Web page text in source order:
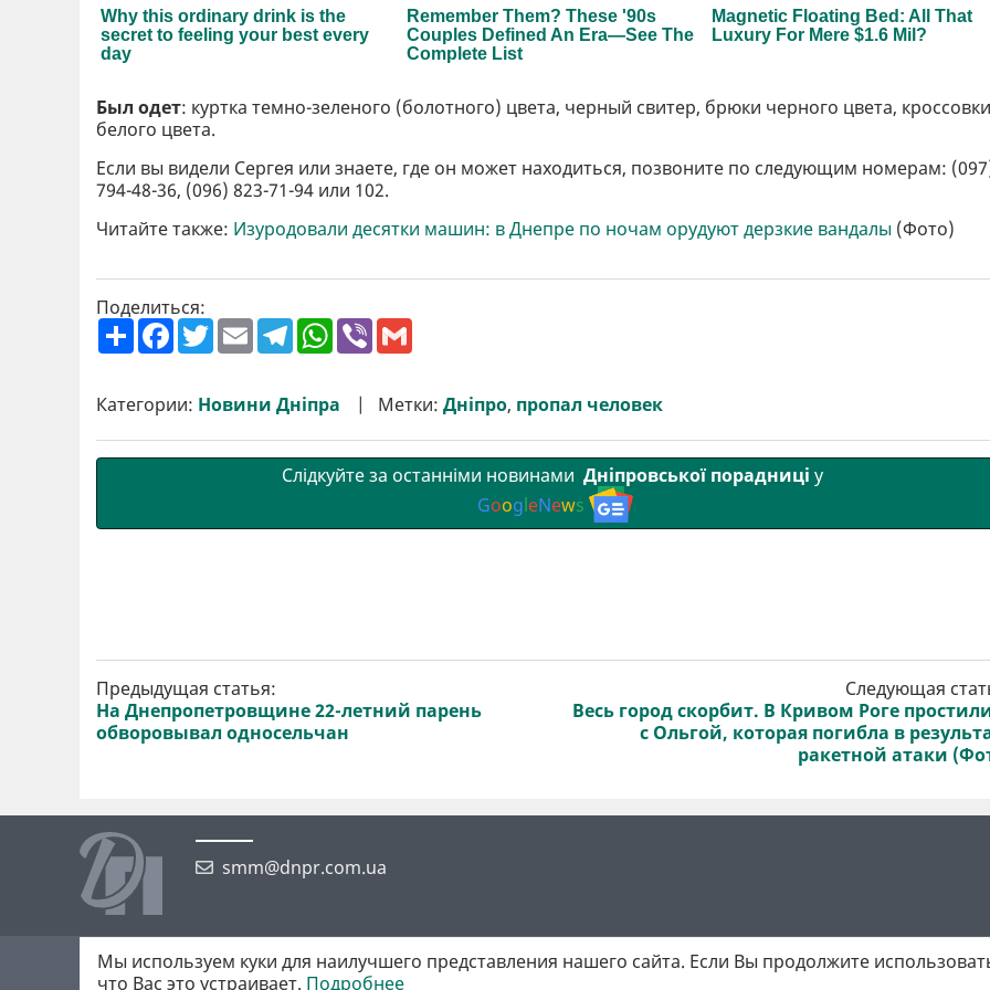
Был одет: куртка темно-зеленого (болотного) цвета, черный свитер, брюки черного цвета, кроссовки
белого цвета.
Если вы видели Сергея или знаете, где он может находиться, позвоните по следующим номерам:
794-48-36, (096) 823-71-94 или 102.
Читайте также: Изуродовали десятки машин: в Днепре по ночам орудуют дерзкие вандалы (Фото)
Поделиться:
П
о
р
и
F
a
b
o
T
w
t
e
E
m
l
T
e
g
r
W
h
s
A
V
r l
Категории: Новини Дніпра Метки: Дніпро, пропал человек
Слідкуйте за останніми новинами Дніпровської порадниці у
GoogleNews
Предыдущая статья:
На Днепропетровщине 22-летний парень
обворовывал односельчан
Следующая
Весь город скорбит. В Кривом Роге
с Ольгой, которая погибла в
ракетной атаки
smm@dnpr.com.ua
©2026 https://dnpr.com.ua Дніпровська порадниця
Всі права захищені. При повному або частковому використанні матеріалів обов'язкове активне гіперпосилання у першому абзаці.
Мы используем куки для наилучшего представления нашего сайта. Если Вы продолжите
что Вас это устраивает. Подробнее